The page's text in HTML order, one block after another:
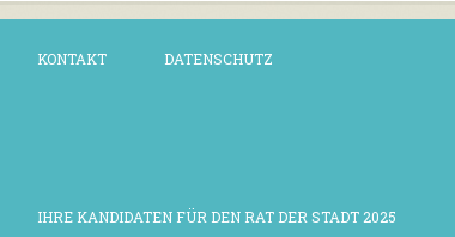
KONTAKT DATENSCHUTZ
IHRE KANDIDATEN FÜR DEN RAT DER STADT 2025